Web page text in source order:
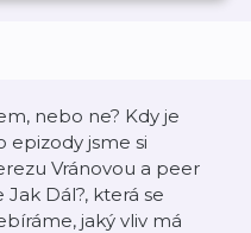
nebo ne? Kdy je
epizody jsme si
Vránovou a peer
Dál?, která se
jaký vliv má